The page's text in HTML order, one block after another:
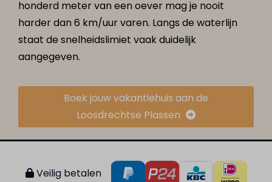
honderd meter van een oever mag je nooit
harder dan 6 km/uur varen. Langs de waterlijn
staat de snelheidslimiet vaak duidelijk
aangegeven.
Boek jouw vakantiehuis aan de
Loosdrechtse Plassen
Veilig betalen